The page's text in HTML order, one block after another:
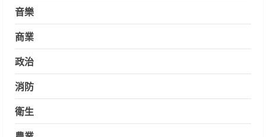
音樂
商業
政治
消防
衛生